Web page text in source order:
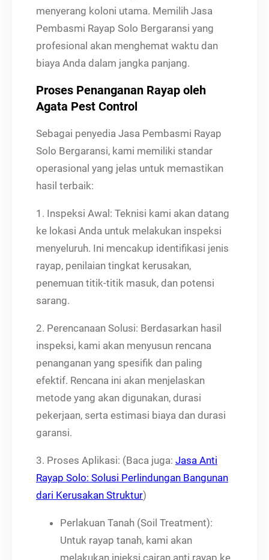
menyerang koloni utama. Memilih Jasa
Pembasmi Rayap Solo Bergaransi yang
profesional akan menghemat waktu dan
biaya Anda dalam jangka panjang.
Proses Penanganan Rayap oleh
Agata Pest Control
Sebagai penyedia Jasa Pembasmi Rayap
Solo Bergaransi, kami memiliki standar
operasional yang jelas untuk memastikan
hasil terbaik:
1. Inspeksi Awal: Teknisi kami akan datang
ke lokasi Anda untuk melakukan inspeksi
menyeluruh. Ini mencakup identifikasi jenis
rayap, penilaian tingkat kerusakan,
penemuan titik-titik masuk, dan potensi
sarang.
2. Perencanaan Solusi: Berdasarkan hasil
inspeksi, kami akan menyusun rencana
penanganan yang spesifik dan paling
efektif. Rencana ini akan menjelaskan
metode yang akan digunakan, durasi
pekerjaan, serta estimasi biaya dan durasi
garansi.
3. Proses Aplikasi: (Baca juga: Jasa Anti
Rayap Solo: Solusi Perlindungan Bangunan
dari Kerusakan Struktur)
Perlakuan Tanah (Soil Treatment):
Untuk rayap tanah, kami akan
melakukan injeksi cairan anti rayap ke